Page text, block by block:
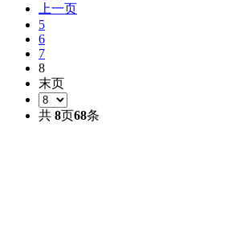
上一页
5
6
7
8
末页
共 8页68条